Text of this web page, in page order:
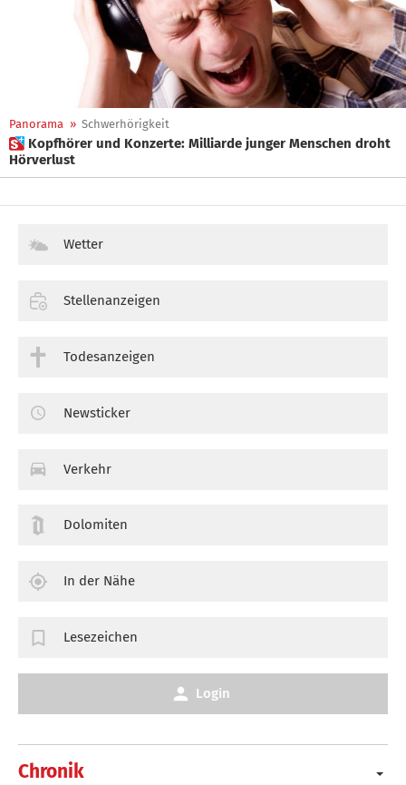
Panorama » Schwerhörigkeit
 Kopfhörer und Konzerte: Milliarde junger Menschen droht
Hörverlust
Chronik
Wetter
Stellenanzeigen
Todesanzeigen
Newsticker
Verkehr
Dolomiten
In der Nähe
Lesezeichen
Login